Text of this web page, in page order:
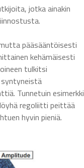
jotka ainakin
pääsääntöisesti
kehämäisesti
tulkitsi
syntyneistä
Tunnetuin esimerkki
regoliitti peittää
hyvin pieniä.